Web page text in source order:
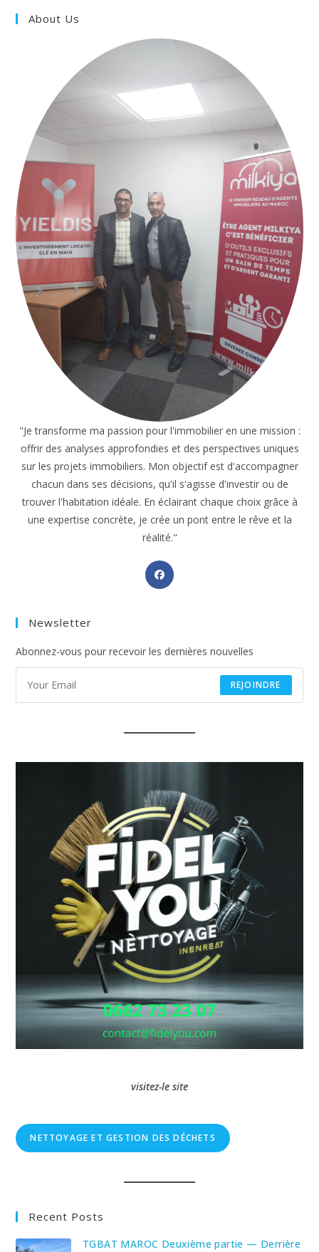
About Us
"Je transforme ma passion pour l'immobilier en une mission :
offrir des analyses approfondies et des perspectives uniques
sur les projets immobiliers. Mon objectif est d'accompagner
chacun dans ses décisions, qu'il s'agisse d'investir ou de
trouver l'habitation idéale. En éclairant chaque choix grâce à
une expertise concrète, je crée un pont entre le rêve et la
réalité."
Opens
Newsletter
Abonnez-vous pour recevoir les dernières nouvelles
REJOINDRE
visitez-le site
NETTOYAGE ET GESTION DES DÉCHETS
Recent Posts
TGBAT MAROC Deuxième partie — Derrière